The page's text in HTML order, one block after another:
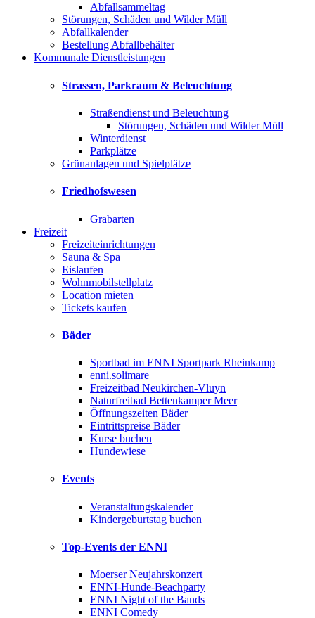
Abfallsammeltag
Störungen, Schäden und Wilder Müll
Abfallkalender
Bestellung Abfallbehälter
Kommunale Dienstleistungen
Strassen, Parkraum & Beleuchtung
Straßendienst und Beleuchtung
Störungen, Schäden und Wilder Müll
Winterdienst
Parkplätze
Grünanlagen und Spielplätze
Friedhofswesen
Grabarten
Freizeit
Freizeiteinrichtungen
Sauna & Spa
Eislaufen
Wohnmobilstellplatz
Location mieten
Tickets kaufen
Bäder
Sportbad im ENNI Sportpark Rheinkamp
enni.solimare
Freizeitbad Neukirchen-Vluyn
Naturfreibad Bettenkamper Meer
Öffnungszeiten Bäder
Eintrittspreise Bäder
Kurse buchen
Hundewiese
Events
Veranstaltungskalender
Kindergeburtstag buchen
Top-Events der ENNI
Moerser Neujahrskonzert
ENNI-Hunde-Beachparty
ENNI Night of the Bands
ENNI Comedy